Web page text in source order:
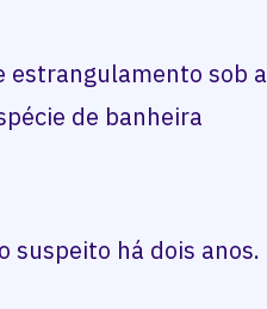
estrangulamento sob a
de banheira
suspeito há dois anos.